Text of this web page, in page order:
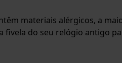
materiais alérgicos, a
do seu relógio antigo